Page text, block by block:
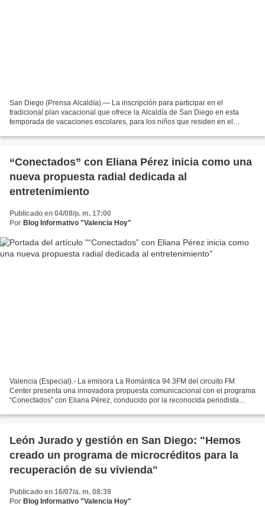
San Diego (Prensa Alcaldía).— La inscripción para participar en el
tradicional plan vacacional que ofrece la Alcaldía de San Diego en esta
temporada de vacaciones escolares, para los niños que residen en el
“Conectados” con Eliana Pérez inicia como una
nueva propuesta radial dedicada al
entretenimiento
Publicado en 04/08/p. m. 17:00
Por Blog Informativo "Valencia Hoy"
Valencia (Especial).- La emisora La Romántica 94.3FM del circuito FM
Center presenta una innovadora propuesta comunicacional con el programa
“Conectados” con Eliana Pérez, conducido por la reconocida periodista
León Jurado y gestión en San Diego: "Hemos
creado un programa de microcréditos para la
recuperación de su vivienda"
Publicado en 16/07/a. m. 08:39
Por Blog Informativo "Valencia Hoy"